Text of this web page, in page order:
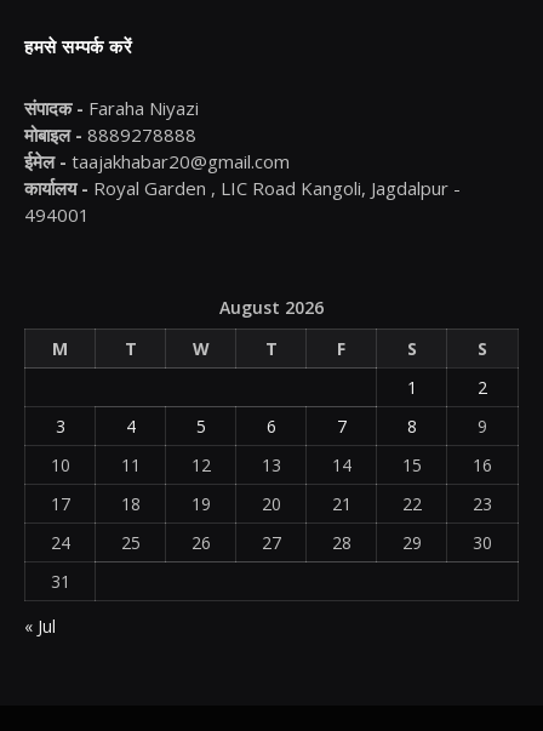
हमसे सम्पर्क करें
संपादक - Faraha Niyazi
मोबाइल - 8889278888
ईमेल - taajakhabar20@gmail.com
कार्यालय - Royal Garden , LIC Road Kangoli, Jagdalpur -
494001
August 2026
M
T W T F S
S
1
2
3
4 5 6 7 8
9
10
11 12 13 14 15
16
17
18 19 20 21 22
23
24
25 26 27 28 29
30
31
« Jul